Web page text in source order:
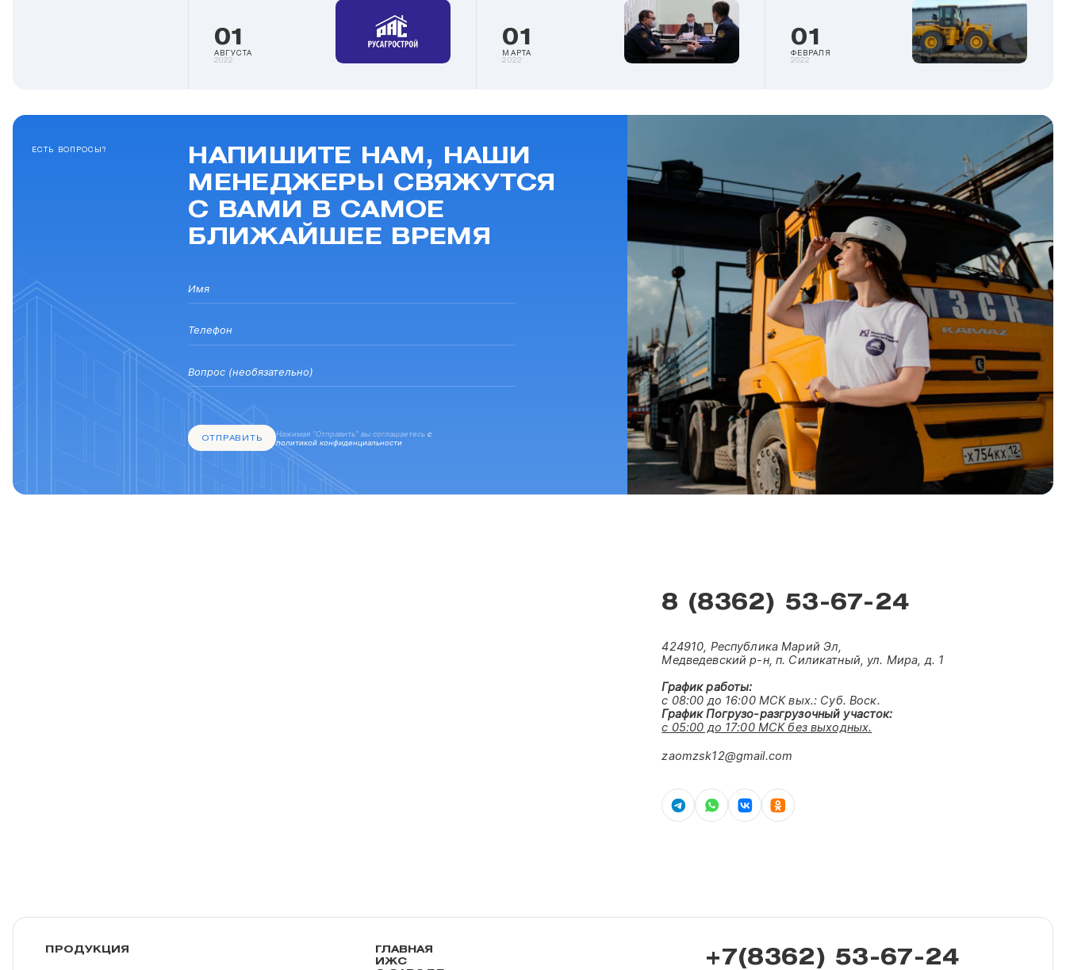
01
АВГУСТА
2022
01
МАРТА
2022
01
ФЕВРАЛЯ
2022
ЕСТЬ ВОПРОСЫ?
НАПИШИТЕ НАМ, НАШИ
МЕНЕДЖЕРЫ СВЯЖУТСЯ
С ВАМИ В САМОЕ
БЛИЖАЙШЕЕ ВРЕМЯ
ОТПРАВИТЬ Нажимая “Отправить” вы соглашаетесь с
политикой конфиденциальности
8 (8362) 53-67-24
424910, Республика Марий Эл,
Медведевский р-н, п. Силикатный, ул. Мира, д. 1
График работы:
с 08:00 до 16:00 МСК вых.: Суб. Воск.
График Погрузо-разгрузочный участок:
с 05:00 до 17:00 МСК без выходных.
zaomzsk12@gmail.com
ПРОДУКЦИЯ
ГЛАВНАЯ
ИЖС
+7(8362) 53-67-24